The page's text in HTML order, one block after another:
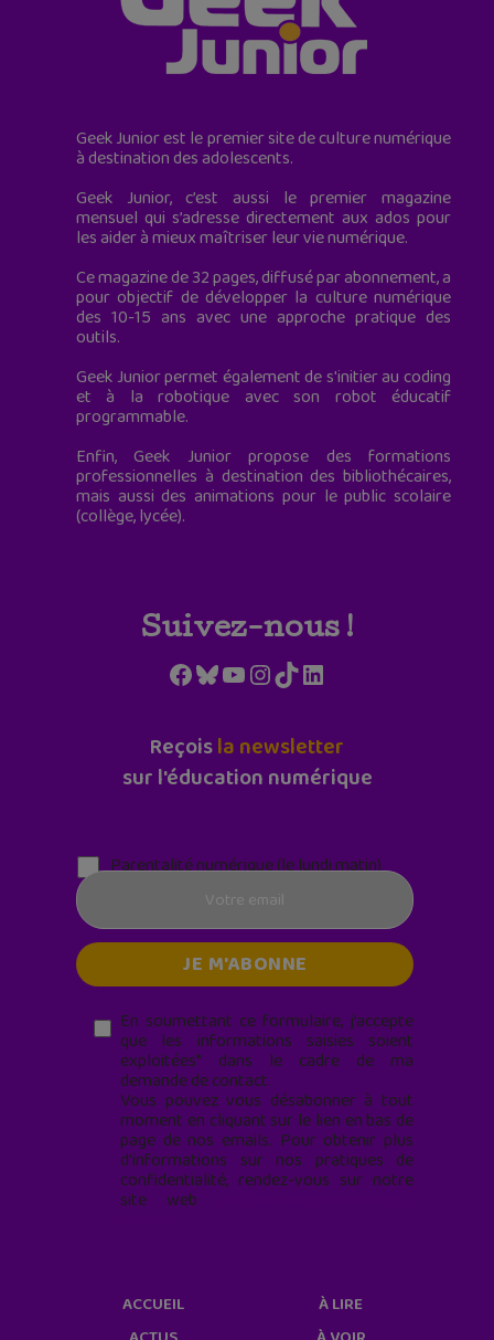
Geek Junior est le premier site de culture numérique
à destination des adolescents.
Geek Junior, c’est aussi le premier magazine
mensuel qui s’adresse directement aux ados pour
les aider à mieux maîtriser leur vie numérique.
Ce magazine de 32 pages, diffusé par abonnement, a
pour objectif de développer la culture numérique
des 10-15 ans avec une approche pratique des
outils.
Geek Junior permet également de s'initier au coding
et à la robotique avec son robot éducatif
programmable.
Enfin, Geek Junior propose des formations
professionnelles à destination des bibliothécaires,
mais aussi des animations pour le public scolaire
(collège, lycée).
Suivez-nous !
Facebook
Bluesky
YouTube
Instagram
TikTokLinkedIn
Reçoisla newsletter
sur l'éducation numérique
Parentalité numérique (le lundi matin)
En soumettant ce formulaire, j’accepte
que les informations saisies soient
exploitées* dans le cadre de ma
demande de contact.
Vous pouvez vous désabonner à tout
moment en cliquant sur le lien en bas de
page de nos emails. Pour obtenir plus
d'informations sur nos pratiques de
confidentialité, rendez-vous sur notre
site web
ACCUEIL
À LIRE